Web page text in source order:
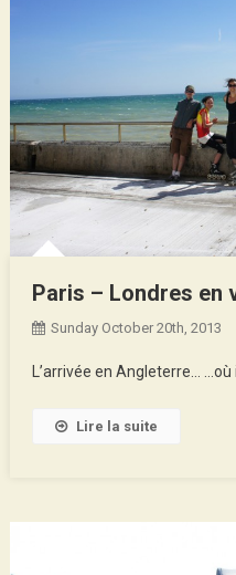
Paris – Londres en
Sunday October 20th, 2013
L’arrivée en Angleterre…
Lire la suite